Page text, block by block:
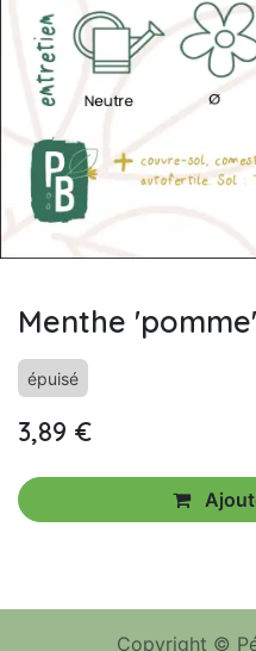
Menthe 'pomme'
épuisé
3,89 €
Copyright ©